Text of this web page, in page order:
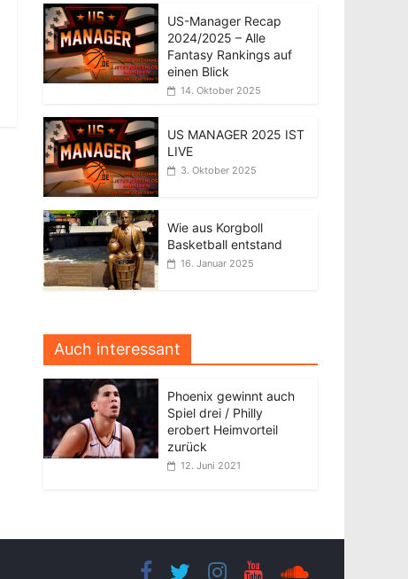
US-Manager Recap
2024/2025 – Alle
Fantasy Rankings auf
einen Blick
14. Oktober 2025
US MANAGER 2025 IST
LIVE
3. Oktober 2025
Wie aus Korgboll
Basketball entstand
16. Januar 2025
Auch interessant
Phoenix gewinnt auch
Spiel drei / Philly
erobert Heimvorteil
zurück
12. Juni 2021